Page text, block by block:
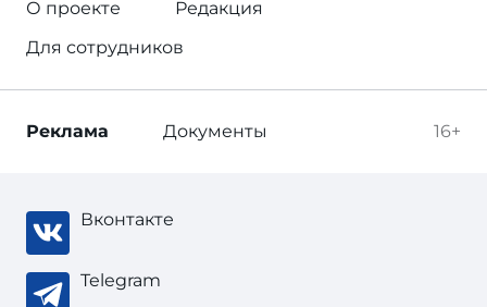
О проекте
Редакция
Для сотрудников
16+
Реклама Документы
Вконтакте
Telegram